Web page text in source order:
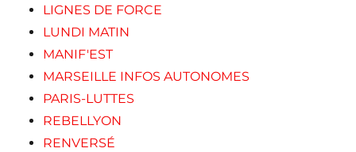
LIGNES DE FORCE
LUNDI MATIN
MANIF'EST
MARSEILLE INFOS AUTONOMES
PARIS-LUTTES
REBELLYON
RENVERSÉ